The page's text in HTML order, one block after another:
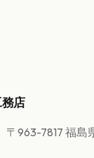
店
〒963-7817 福